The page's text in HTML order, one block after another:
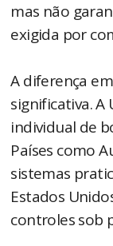
mas não
exigida por
A diferença
significativa.
individual de
Países como
sistemas
Estados
controles sob